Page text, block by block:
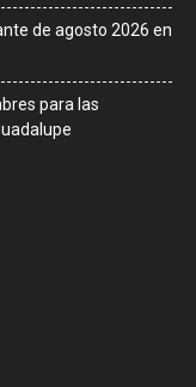
de agosto 2026 en
para las